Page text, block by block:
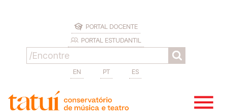
PORTAL DOCENTE
PORTAL ESTUDANTIL
EN PT ES